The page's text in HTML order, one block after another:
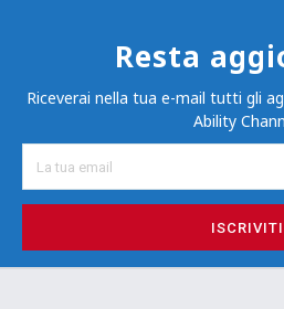
Resta
Riceverai nella tua e-mail tutti gli
Ability
ISCRIVITI